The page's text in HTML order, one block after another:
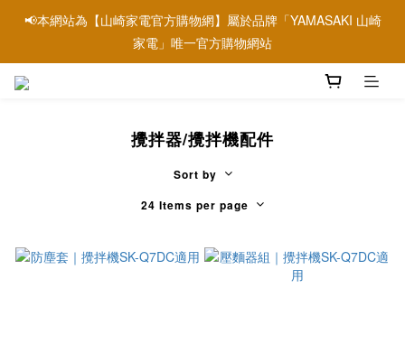
📢本網站為【山崎家電官方購物網】屬於品牌「YAMASAKI 山崎
家電」唯一官方購物網站
📢本網站為【山崎家電官方購物網】屬於品牌「YAMASAKI 山崎
家電」唯一官方購物網站
📢本網站為【山崎家電官方購物網】屬於品牌「YAMASAKI 山崎
家電」唯一官方購物網站
攪拌器/攪拌機配件
Sort by
24 Items per page